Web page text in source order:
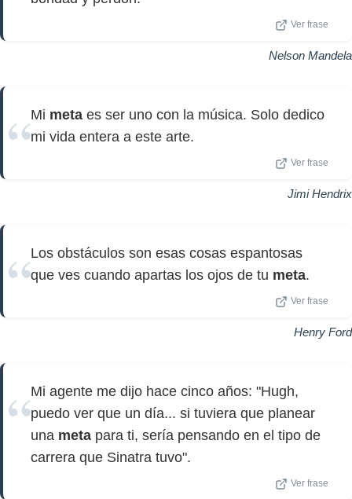
Ver frase
Nelson Mandela
Mi meta es ser uno con la música. Solo dedico
mi vida entera a este arte.
Ver frase
Jimi Hendrix
Los obstáculos son esas cosas espantosas
que ves cuando apartas los ojos de tu meta.
Ver frase
Henry Ford
Mi agente me dijo hace cinco años: "Hugh,
puedo ver que un día... si tuviera que planear
una meta para ti, sería pensando en el tipo de
carrera que Sinatra tuvo".
Ver frase